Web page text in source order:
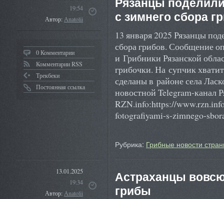
19:54
Автор:Anatolii
0 Комментарии
Комментарии RSS
Трекбеки
Постоянная ссылка
с зимнего сбора
13 января 2025 Рязанцы
сбора грибов. Сообщение
и Грибники Рязанской
грибочки. На супчик
сделаны в районе села
новостной Telegram-канал
RZN.info:https://
fotografiyami-s-zimnego-
Рубрика: Грибные новости
13.01.2025
19:34
Автор:Anatolii
Астраханцы
грибы